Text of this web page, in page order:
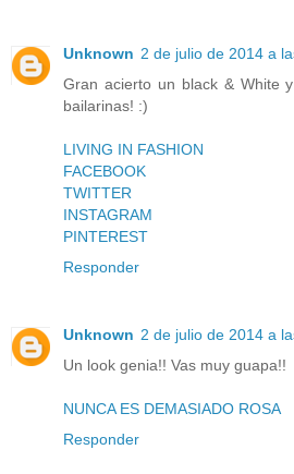
Unknown 2 de julio de 2014 a
Gran acierto un black & White
bailarinas! :)
LIVING IN FASHION
FACEBOOK
TWITTER
INSTAGRAM
PINTEREST
Responder
Unknown 2 de julio de 2014 a
Un look genia!! Vas muy guapa!!
NUNCA ES DEMASIADO ROSA
Responder